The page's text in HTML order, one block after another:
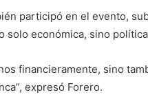
participó en el evento,
solo económica, sino
financieramente, sino
expresó Forero.